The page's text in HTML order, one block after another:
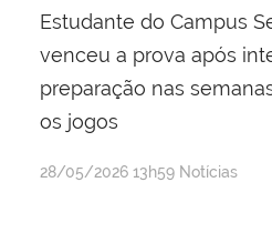
Estudante do Campus
venceu a prova após
preparação nas
os jogos
por
publicado
28/05/2026 13h59 Notícias